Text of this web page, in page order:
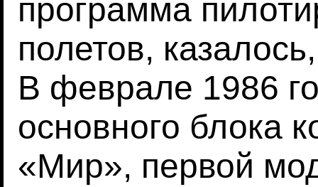
программа
полетов,
В феврале 1986
основного блока
«Мир», первой